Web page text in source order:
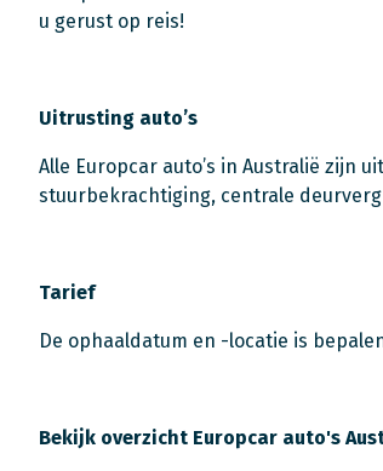
u gerust op reis!
Uitrusting auto’s
Alle Europcar auto’s in Australië zijn
stuurbekrachtiging, centrale
Tarief
De ophaaldatum en -locatie is
Bekijk overzicht Europcar auto's